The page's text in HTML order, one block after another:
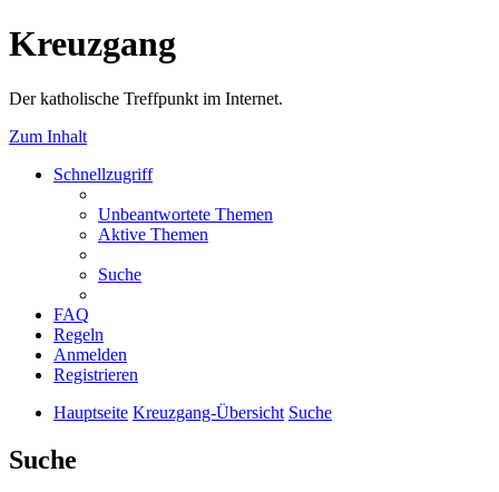
Kreuzgang
Der katholische Treffpunkt im Internet.
Zum Inhalt
Schnellzugriff
Unbeantwortete Themen
Aktive Themen
Suche
FAQ
Regeln
Anmelden
Registrieren
Hauptseite Kreuzgang-Übersicht Suche
Suche